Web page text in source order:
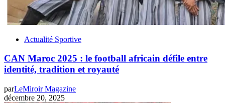
Actualité Sportive
CAN Maroc 2025 : le football africain défile entre
identité, tradition et royauté
parLeMiroir Magazine
décembre 20, 2025